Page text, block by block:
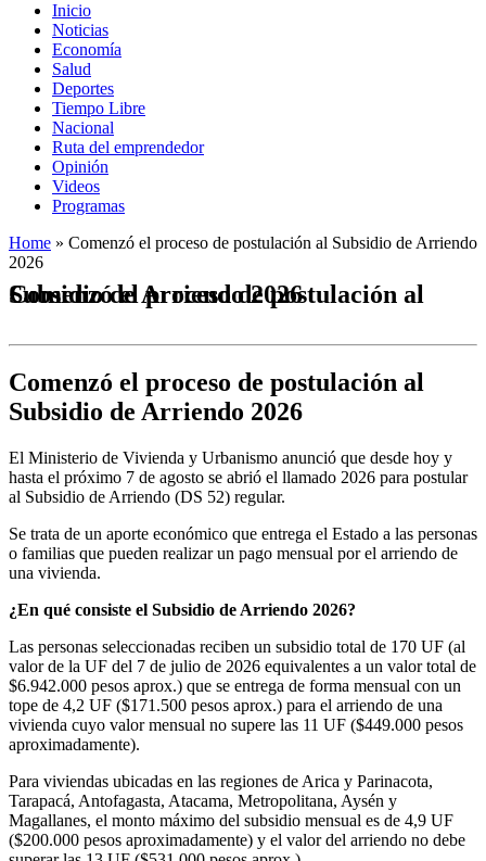
Inicio
Noticias
Economía
Salud
Deportes
Tiempo Libre
Nacional
Ruta del emprendedor
Opinión
Videos
Programas
Home » Comenzó el proceso de postulación al Subsidio de Arriendo
2026
Comenzó el proceso de postulación al Subsidio de Arriendo 2026
Comenzó el proceso de postulación al
Subsidio de Arriendo 2026
El Ministerio de Vivienda y Urbanismo anunció que desde hoy y
hasta el próximo 7 de agosto se abrió el llamado 2026 para postular
al Subsidio de Arriendo (DS 52) regular.
Se trata de un aporte económico que entrega el Estado a las personas
o familias que pueden realizar un pago mensual por el arriendo de
una vivienda.
¿En qué consiste el Subsidio de Arriendo 2026?
Las personas seleccionadas reciben un subsidio total de 170 UF (al
valor de la UF del 7 de julio de 2026 equivalentes a un valor total de
$6.942.000 pesos aprox.) que se entrega de forma mensual con un
tope de 4,2 UF ($171.500 pesos aprox.) para el arriendo de una
vivienda cuyo valor mensual no supere las 11 UF ($449.000 pesos
aproximadamente).
Para viviendas ubicadas en las regiones de Arica y Parinacota,
Tarapacá, Antofagasta, Atacama, Metropolitana, Aysén y
Magallanes, el monto máximo del subsidio mensual es de 4,9 UF
($200.000 pesos aproximadamente) y el valor del arriendo no debe